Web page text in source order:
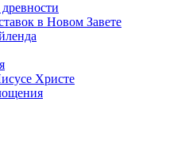
в Новом Завете
Христе